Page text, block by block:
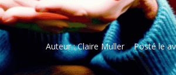
Auteur :Claire Muller Posté le